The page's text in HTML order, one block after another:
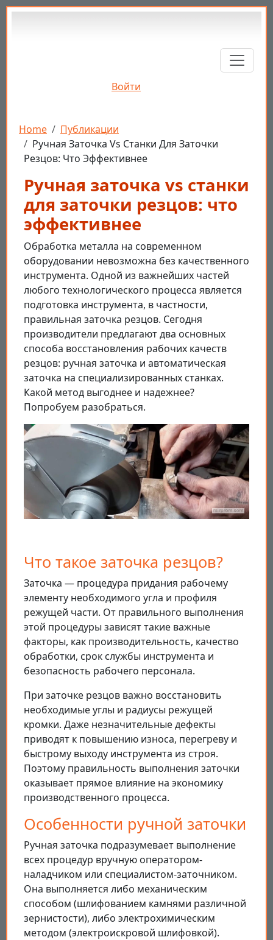
Перейти к основному содержанию
Войти
Строка навигации
Home
Публикации
Ручная Заточка Vs Станки Для Заточки
Резцов: Что Эффективнее
Ручная заточка vs станки
для заточки резцов: что
эффективнее
Обработка металла на современном
оборудовании невозможна без качественного
инструмента. Одной из важнейших частей
любого технологического процесса является
подготовка инструмента, в частности,
правильная заточка резцов. Сегодня
производители предлагают два основных
способа восстановления рабочих качеств
резцов: ручная заточка и автоматическая
заточка на специализированных станках.
Какой метод выгоднее и надежнее?
Попробуем разобраться.
Что такое заточка резцов?
Заточка — процедура придания рабочему
элементу необходимого угла и профиля
режущей части. От правильного выполнения
этой процедуры зависят такие важные
факторы, как производительность, качество
обработки, срок службы инструмента и
безопасность рабочего персонала.
При заточке резцов важно восстановить
необходимые углы и радиусы режущей
кромки. Даже незначительные дефекты
приводят к повышению износа, перегреву и
быстрому выходу инструмента из строя.
Поэтому правильность выполнения заточки
оказывает прямое влияние на экономику
производственного процесса.
Особенности ручной заточки
Ручная заточка подразумевает выполнение
всех процедур вручную оператором-
наладчиком или специалистом-заточником.
Она выполняется либо механическим
способом (шлифованием камнями различной
зернистости), либо электрохимическим
методом (электроискровой шлифовкой).